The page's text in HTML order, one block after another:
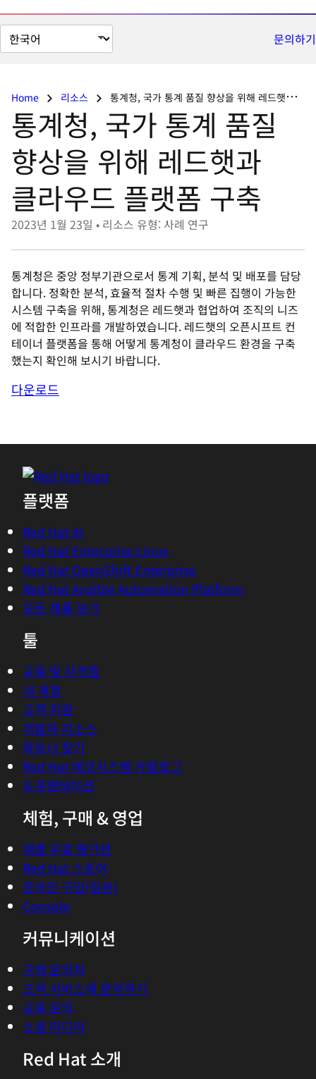
페
이
문의하기
Home 리소스 통계청, 국가 통계 품질 향상을 위해 레드햇과 클라우드 플랫폼 구축
통계청, 국가 통계 품질
향상을 위해 레드햇과
클라우드 플랫폼 구축
2023년 1월 23일 • 리소스 유형: 사례 연구
통계청은 중앙 정부기관으로서 통계 기획, 분석 및 배포를 담당
합니다. 정확한 분석, 효율적 절차 수행 및 빠른 집행이 가능한
시스템 구축을 위해, 통계청은 레드햇과 협업하여 조직의 니즈
에 적합한 인프라를 개발하였습니다. 레드햇의 오픈시프트 컨
테이너 플랫폼을 통해 어떻게 통계청이 클라우드 환경을 구축
했는지 확인해 보시기 바랍니다.
다운로드
플랫폼
Red Hat AI
Red Hat Enterprise Linux
Red Hat OpenShift Enterprise
Red Hat Ansible Automation Platform
모든 제품 보기
툴
교육 및 자격증
내 계정
고객 지원
개발자 리소스
파트너 찾기
Red Hat 에코시스템 카탈로그
도큐멘테이션
체험, 구매 & 영업
제품 무료 평가판
Red Hat 스토어
온라인 구입(일본)
Console
커뮤니케이션
구매 문의처
고객 서비스에 문의하기
교육 문의
소셜 미디어
Red Hat 소개